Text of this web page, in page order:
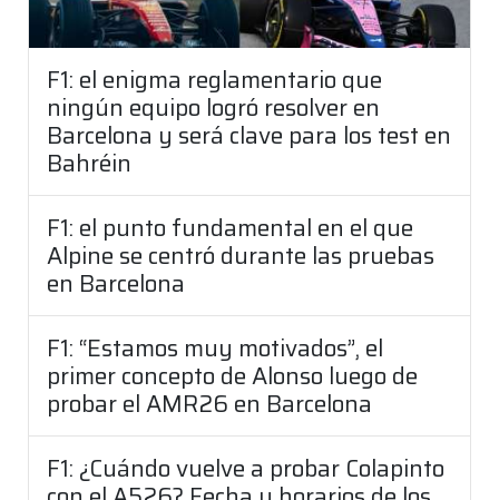
F1: el enigma reglamentario que
ningún equipo logró resolver en
Barcelona y será clave para los test en
Bahréin
F1: el punto fundamental en el que
Alpine se centró durante las pruebas
en Barcelona
F1: “Estamos muy motivados”, el
primer concepto de Alonso luego de
probar el AMR26 en Barcelona
F1: ¿Cuándo vuelve a probar Colapinto